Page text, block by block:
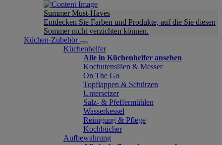
Summer Must-Haves
Entdecken Sie Farben und Produkte, auf die Sie diesen
Sommer nicht verzichten können.
Küchen-Zubehör
Küchenhelfer
Alle in Küchenhelfer ansehen
Kochutensilien & Messer
On The Go
Topflappen & Schürzen
Untersetzer
Salz- & Pfeffermühlen
Wasserkessel
Reinigung & Pflege
Kochbücher
Aufbewahrung